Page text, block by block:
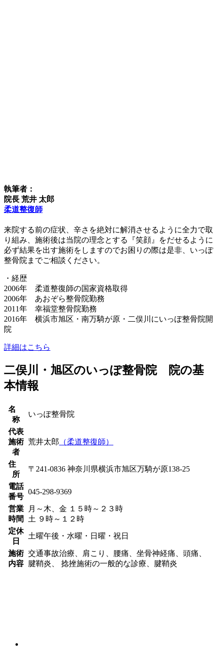
執筆者：
院長 荒井 太郎
柔道整復師
来院する前の症状、辛さを絶対に解消させるように全力で取
り組み、施術後は当院の理念とする『笑顔』をだせるように
必ず結果を出す施術をしますのでお困りの際は是非、いっぽ
整骨院までご相談ください。
・経歴
2006年 柔道整復師の国家資格取得
2006年 あおぞら整骨院勤務
2011年 幸福堂整骨院勤務
2016年 横浜市旭区・南万騎が原・二俣川にいっぽ整骨院開
院
詳細はこちら
二俣川・旭区のいっぽ整骨院 院の基
本情報
名
称
いっぽ整骨院
代表
施術
者
荒井太郎 （柔道整復師）
住
所
〒241-0836 神奈川県横浜市旭区万騎が原138-25
電話
番号
045-298-9369
営業
時間
月～木、金 １５時～２３時
土 ９時～１２時
定休
日
土曜午後・水曜・日曜・祝日
施術
内容
交通事故治療、肩こり、腰痛、坐骨神経痛、頭痛、
腱鞘炎、 捻挫施術の一般的な診療、腱鞘炎